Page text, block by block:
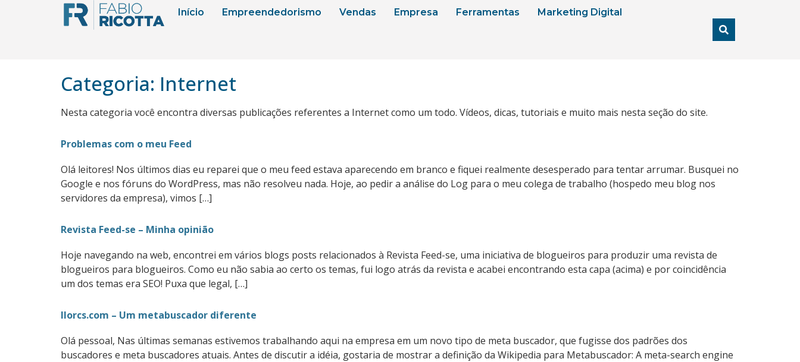
Início Empreendedorismo Vendas Empresa Ferramentas Marketing Digital
Categoria: Internet
Nesta categoria você encontra diversas publicações referentes a Internet como um todo. Vídeos, dicas, tutoriais e muito mais nesta seção do site.
Problemas com o meu Feed
Olá leitores! Nos últimos dias eu reparei que o meu feed estava aparecendo em branco e fiquei realmente desesperado para tentar arrumar. Busquei no
Google e nos fóruns do WordPress, mas não resolveu nada. Hoje, ao pedir a análise do Log para o meu colega de trabalho (hospedo meu blog nos
servidores da empresa), vimos […]
Revista Feed-se – Minha opinião
Hoje navegando na web, encontrei em vários blogs posts relacionados à Revista Feed-se, uma iniciativa de blogueiros para produzir uma revista de
blogueiros para blogueiros. Como eu não sabia ao certo os temas, fui logo atrás da revista e acabei encontrando esta capa (acima) e por coincidência
um dos temas era SEO! Puxa que legal, […]
llorcs.com – Um metabuscador diferente
Olá pessoal, Nas últimas semanas estivemos trabalhando aqui na empresa em um novo tipo de meta buscador, que fugisse dos padrões dos
buscadores e meta buscadores atuais. Antes de discutir a idéia, gostaria de mostrar a definição da Wikipedia para Metabuscador: A meta-search engine